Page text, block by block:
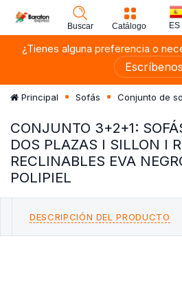
Buscar Catálogo ES
¿Tienes alguna preferencia o
Escríbenos
Principal Sofás Conjunto de
CONJUNTO 3+2+1:
DOS PLAZAS I SILLON I
RECLINABLES EVA
POLIPIEL
DESCRIPCIÓN DEL PRODUCTO